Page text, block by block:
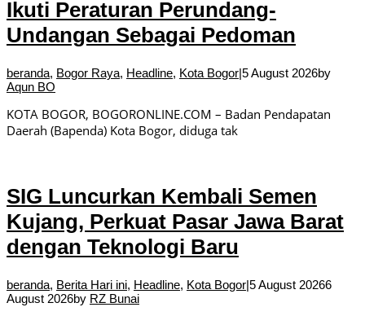
Ikuti Peraturan Perundang-
Undangan Sebagai Pedoman
beranda, Bogor Raya, Headline, Kota Bogor|5 August 2026by
Aqun BO
KOTA BOGOR, BOGORONLINE.COM – Badan Pendapatan
Daerah (Bapenda) Kota Bogor, diduga tak
SIG Luncurkan Kembali Semen
Kujang, Perkuat Pasar Jawa Barat
dengan Teknologi Baru
beranda, Berita Hari ini, Headline, Kota Bogor|5 August 20266
August 2026by RZ Bunai